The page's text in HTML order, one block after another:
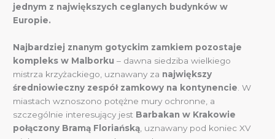
jednym z największych ceglanych budynków w
Europie.
Najbardziej znanym gotyckim zamkiem pozostaje
kompleks w Malborku – dawna siedziba wielkiego
mistrza krzyżackiego, uznawany za największy
średniowieczny zespół zamkowy na kontynencie . W
miastach wznoszono potężne mury ochronne, a
szczególnie interesujący jest Barbakan w Krakowie
połączony Bramą Floriańską , uznawany pod koniec XV